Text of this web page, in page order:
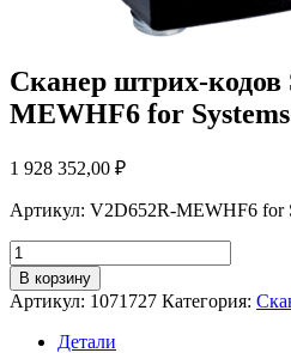
Сканер штрих-кодов
MEWHF6 for Systems
1 928 352,00 ₽
Артикул: V2D652R-MEWHF6 for
Количество
товара
Сканер
штрих-
кодов
В корзину
Артикул: 1071727 Категория:
Детали